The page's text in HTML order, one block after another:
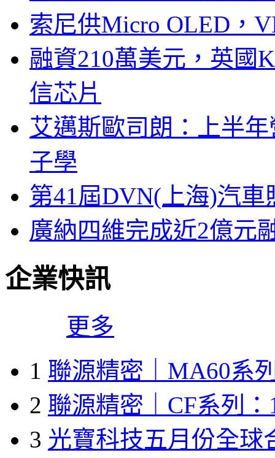
索尼供Micro OLED，
融資210萬美元，英國
信芯片
艾邁斯歐司朗：上半
子學
第41屆DVN(上海)汽
廣納四維完成近2億元
企業快訊
更多
1 聯源精密｜MA60系
2 聯源精密｜CF系列：
3 光寶科技五月份全球